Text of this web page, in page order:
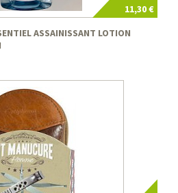
11,30 €
ASSAINISSANT LOTION